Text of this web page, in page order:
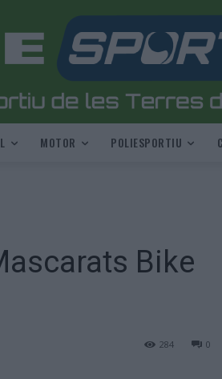
MOTOR POLIESPORTIU
Bike
0
284